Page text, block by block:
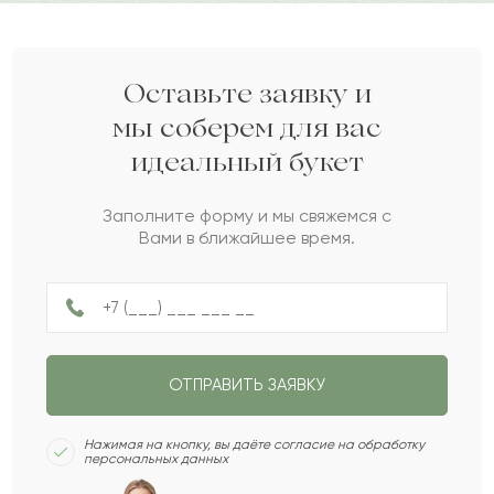
Дарите своим близким любовь вместе с Pro-buket.
С 2022-05-25
Саид
2022-03-31
Лиора
Туганбай
Мичлов
Р Рахима
Жахан
Оставьте заявку и
мы соберем для вас
идеальный букет
Заполните форму и мы свяжемся с
Вами в ближайшее время.
ОТПРАВИТЬ ЗАЯВКУ
Нажимая на кнопку, вы даёте согласие на обработку
персональных данных